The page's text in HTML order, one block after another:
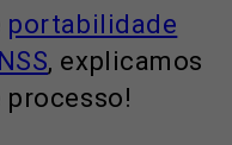
portabilidade
, explicamos
processo!